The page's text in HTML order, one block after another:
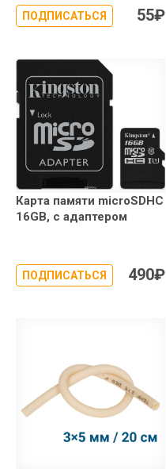
ПОДПИСАТЬСЯ 55₽
Карта памяти microSDHC
16GB, с адаптером
ПОДПИСАТЬСЯ 490₽